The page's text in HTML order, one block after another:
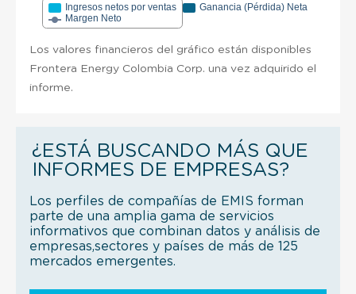
Ingresos netos por ventas
Ganancia (Pérdida) Neta
Margen Neto
Los valores financieros del gráfico están disponibles
Frontera Energy Colombia Corp. una vez adquirido el
informe.
¿ESTÁ BUSCANDO MÁS QUE
INFORMES DE EMPRESAS?
Los perfiles de compañías de EMIS forman
parte de una amplia gama de servicios
informativos que combinan datos y análisis de
empresas,sectores y países de más de 125
mercados emergentes.